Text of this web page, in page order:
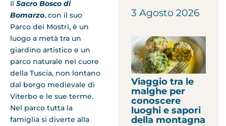
Il Sacro Bosco di
Bomarzo, con il suo
Parco dei Mostri, è un
luogo a metà tra un
giardino artistico e un
parco naturale nel cuore
della Tuscia, non lontano
dal borgo medievale di
Viterbo e le sue terme.
Nel parco tutta la
famiglia si diverte alla
3 Agosto 2026
Viaggio tra le
malghe per
conoscere
luoghi e sapori
della montagna